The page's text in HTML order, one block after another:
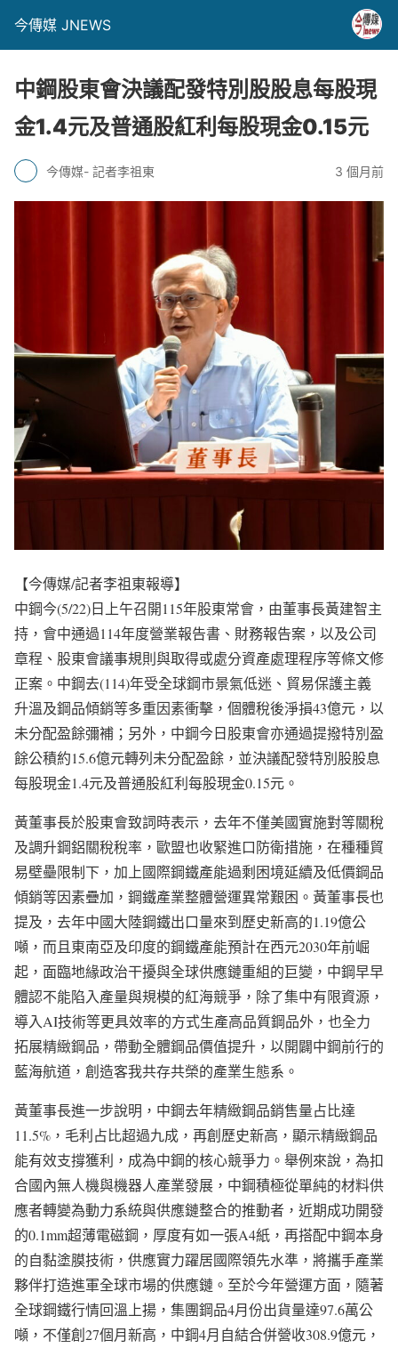
今傳媒 JNEWS
中鋼股東會決議配發特別股股息每股現
金1.4元及普通股紅利每股現金0.15元
今傳媒- 記者李祖東 3 個月前
【今傳媒/記者李祖東報導】
中鋼今(5/22)日上午召開115年股東常會，由董事長黃建智主
持，會中通過114年度營業報告書、財務報告案，以及公司
章程、股東會議事規則與取得或處分資產處理程序等條文修
正案。中鋼去(114)年受全球鋼市景氣低迷、貿易保護主義
升溫及鋼品傾銷等多重因素衝擊，個體稅後淨損43億元，以
未分配盈餘彌補；另外，中鋼今日股東會亦通過提撥特別盈
餘公積約15.6億元轉列未分配盈餘，並決議配發特別股股息
每股現金1.4元及普通股紅利每股現金0.15元。
黃董事長於股東會致詞時表示，去年不僅美國實施對等關稅
及調升鋼鋁關稅稅率，歐盟也收緊進口防衛措施，在種種貿
易壁壘限制下，加上國際鋼鐵產能過剩困境延續及低價鋼品
傾銷等因素疊加，鋼鐵產業整體營運異常艱困。黃董事長也
提及，去年中國大陸鋼鐵出口量來到歷史新高的1.19億公
噸，而且東南亞及印度的鋼鐵產能預計在西元2030年前崛
起，面臨地緣政治干擾與全球供應鏈重組的巨變，中鋼早早
體認不能陷入產量與規模的紅海競爭，除了集中有限資源，
導入AI技術等更具效率的方式生產高品質鋼品外，也全力
拓展精緻鋼品，帶動全體鋼品價值提升，以開闢中鋼前行的
藍海航道，創造客我共存共榮的產業生態系。
黃董事長進一步說明，中鋼去年精緻鋼品銷售量占比達
11.5%，毛利占比超過九成，再創歷史新高，顯示精緻鋼品
能有效支撐獲利，成為中鋼的核心競爭力。舉例來說，為扣
合國內無人機與機器人產業發展，中鋼積極從單純的材料供
應者轉變為動力系統與供應鏈整合的推動者，近期成功開發
的0.1mm超薄電磁鋼，厚度有如一張A4紙，再搭配中鋼本身
的自黏塗膜技術，供應實力躍居國際領先水準，將攜手產業
夥伴打造進軍全球市場的供應鏈。至於今年營運方面，隨著
全球鋼鐵行情回溫上揚，集團鋼品4月份出貨量達97.6萬公
噸，不僅創27個月新高，中鋼4月自結合併營收308.9億元，